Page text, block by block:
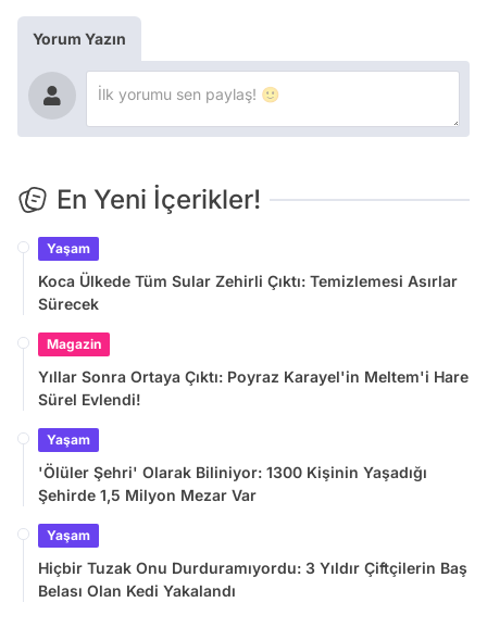
Yorum Yazın
En Yeni İçerikler!
Yaşam
Koca Ülkede Tüm Sular Zehirli Çıktı: Temizlemesi Asırlar
Sürecek
Magazin
Yıllar Sonra Ortaya Çıktı: Poyraz Karayel'in Meltem'i Hare
Sürel Evlendi!
Yaşam
'Ölüler Şehri' Olarak Biliniyor: 1300 Kişinin Yaşadığı
Şehirde 1,5 Milyon Mezar Var
Yaşam
Hiçbir Tuzak Onu Durduramıyordu: 3 Yıldır Çiftçilerin Baş
Belası Olan Kedi Yakalandı